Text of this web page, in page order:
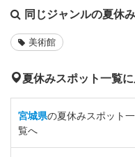
同じジャンルの夏休
美術館
夏休みスポット一覧
宮城県の夏休みスポット一
覧へ